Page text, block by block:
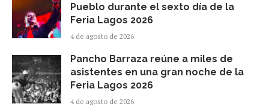
Pueblo durante el sexto día de la
Feria Lagos 2026
4 de agosto de 2026
Pancho Barraza reúne a miles de
asistentes en una gran noche de la
Feria Lagos 2026
4 de agosto de 2026